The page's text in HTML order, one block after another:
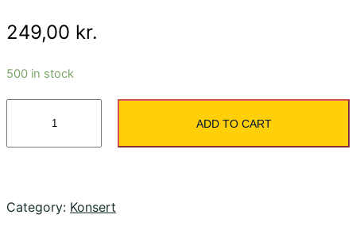
249,00 kr.
500 in stock
quantity
ADD TO CART
Category: Konsert